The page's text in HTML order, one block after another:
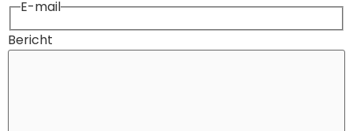
E-mail
Bericht